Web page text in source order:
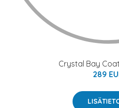
Crystal Bay Coat
289